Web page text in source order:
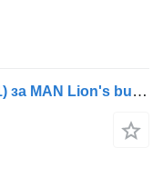
MAN LIONS CITY A23 (01.96-12.11) за MAN Lion's bus (1991-)